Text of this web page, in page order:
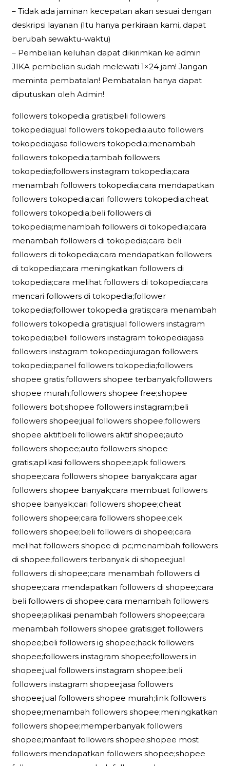
– Tidak ada jaminan kecepatan akan sesuai dengan
deskripsi layanan (Itu hanya perkiraan kami, dapat
berubah sewaktu-waktu)
– Pembelian keluhan dapat dikirimkan ke admin
JIKA pembelian sudah melewati 1×24 jam! Jangan
meminta pembatalan! Pembatalan hanya dapat
diputuskan oleh Admin!
followers tokopedia gratis;beli followers
tokopedia;jual followers tokopedia;auto followers
tokopedia;jasa followers tokopedia;menambah
followers tokopedia;tambah followers
tokopedia;followers instagram tokopedia;cara
menambah followers tokopedia;cara mendapatkan
followers tokopedia;cari followers tokopedia;cheat
followers tokopedia;beli followers di
tokopedia;menambah followers di tokopedia;cara
menambah followers di tokopedia;cara beli
followers di tokopedia;cara mendapatkan followers
di tokopedia;cara meningkatkan followers di
tokopedia;cara melihat followers di tokopedia;cara
mencari followers di tokopedia;follower
tokopedia;follower tokopedia gratis;cara menambah
followers tokopedia gratis;jual followers instagram
tokopedia;beli followers instagram tokopedia;jasa
followers instagram tokopedia;juragan followers
tokopedia;panel followers tokopedia;followers
shopee gratis;followers shopee terbanyak;followers
shopee murah;followers shopee free;shopee
followers bot;shopee followers instagram;beli
followers shopee;jual followers shopee;followers
shopee aktif;beli followers aktif shopee;auto
followers shopee;auto followers shopee
gratis;aplikasi followers shopee;apk followers
shopee;cara followers shopee banyak;cara agar
followers shopee banyak;cara membuat followers
shopee banyak;cari followers shopee;cheat
followers shopee;cara followers shopee;cek
followers shopee;beli followers di shopee;cara
melihat followers shopee di pc;menambah followers
di shopee;followers terbanyak di shopee;jual
followers di shopee;cara menambah followers di
shopee;cara mendapatkan followers di shopee;cara
beli followers di shopee;cara menambah followers
shopee;aplikasi penambah followers shopee;cara
menambah followers shopee gratis;get followers
shopee;beli followers ig shopee;hack followers
shopee;followers instagram shopee;followers in
shopee;jual followers instagram shopee;beli
followers instagram shopee;jasa followers
shopee;jual followers shopee murah;link followers
shopee;menambah followers shopee;meningkatkan
followers shopee;memperbanyak followers
shopee;manfaat followers shopee;shopee most
followers;mendapatkan followers shopee;shopee